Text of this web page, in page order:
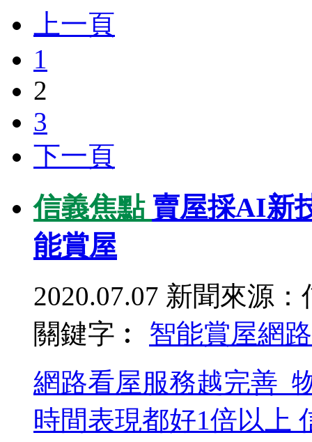
上一頁
1
2
3
下一頁
信義焦點 賣屋採AI新
能賞屋
2020.07.07 新聞來源：
關鍵字︰ 智能賞屋網
網路看屋服務越完善
時間表現都好1倍以上